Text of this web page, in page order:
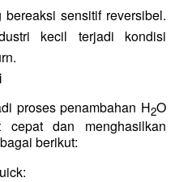
sensitif reversibel.
kecil terjadi kondisi
proses penambahan H2O
cepat dan menghasilkan
berikut: